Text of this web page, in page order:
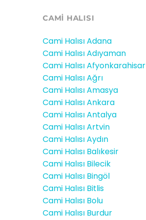
CAMİ HALISI
Cami Halısı Adana
Cami Halısı Adıyaman
Cami Halısı Afyonkarahisar
Cami Halısı Ağrı
Cami Halısı Amasya
Cami Halısı Ankara
Cami Halısı Antalya
Cami Halısı Artvin
Cami Halısı Aydın
Cami Halısı Balıkesir
Cami Halısı Bilecik
Cami Halısı Bingöl
Cami Halısı Bitlis
Cami Halısı Bolu
Cami Halısı Burdur